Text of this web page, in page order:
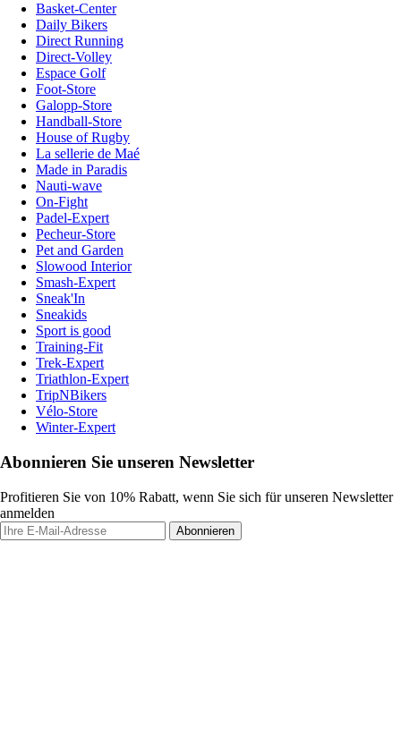
Basket-Center
Daily Bikers
Direct Running
Direct-Volley
Espace Golf
Foot-Store
Galopp-Store
Handball-Store
House of Rugby
La sellerie de Maé
Made in Paradis
Nauti-wave
On-Fight
Padel-Expert
Pecheur-Store
Pet and Garden
Slowood Interior
Smash-Expert
Sneak'In
Sneakids
Sport is good
Training-Fit
Trek-Expert
Triathlon-Expert
TripNBikers
Vélo-Store
Winter-Expert
Abonnieren Sie unseren Newsletter
Profitieren Sie von 10% Rabatt, wenn Sie sich für unseren Newsletter
anmelden
Abonnieren